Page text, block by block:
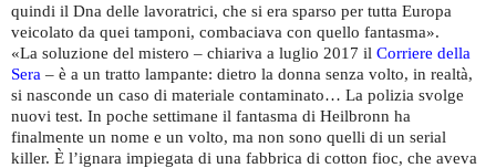
quindi il Dna delle lavoratrici, che si era sparso per tutta Europa
veicolato da quei tamponi, combaciava con quello fantasma».
«La soluzione del mistero – chiariva a luglio 2017 il Corriere della
Sera – è a un tratto lampante: dietro la donna senza volto, in realtà,
si nasconde un caso di materiale contaminato… La polizia svolge
nuovi test. In poche settimane il fantasma di Heilbronn ha
finalmente un nome e un volto, ma non sono quelli di un serial
killer. È l’ignara impiegata di una fabbrica di cotton fioc, che aveva